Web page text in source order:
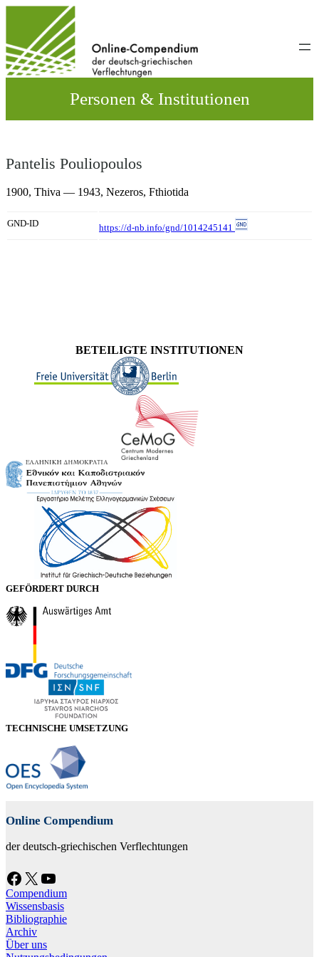
wechseln
Personen & Institutionen
Pantelis Pouliopoulos
1900, Thiva — 1943, Nezeros, Fthiotida
GND-ID https://d-nb.info/gnd/1014245141
BETEILIGTE INSTITUTIONEN
GEFÖRDERT DURCH
TECHNISCHE UMSETZUNG
Online Compendium
der deutsch-griechischen Verflechtungen
Facebook X YouTube
Compendium
Wissensbasis
Bibliographie
Archiv
Über uns